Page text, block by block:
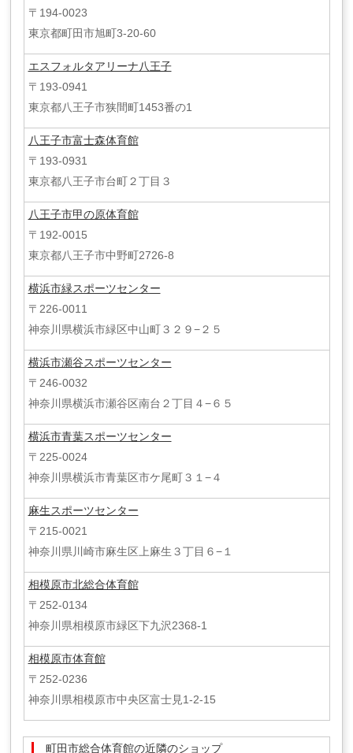
〒194-0023
東京都町田市旭町3-20-60
エスフォルタアリーナ八王子
〒193-0941
東京都八王子市狭間町1453番の1
八王子市富士森体育館
〒193-0931
東京都八王子市台町２丁目３
八王子市甲の原体育館
〒192-0015
東京都八王子市中野町2726-8
横浜市緑スポーツセンター
〒226-0011
神奈川県横浜市緑区中山町３２９−２５
横浜市瀬谷スポーツセンター
〒246-0032
神奈川県横浜市瀬谷区南台２丁目４−６５
横浜市青葉スポーツセンター
〒225-0024
神奈川県横浜市青葉区市ケ尾町３１−４
麻生スポーツセンター
〒215-0021
神奈川県川崎市麻生区上麻生３丁目６−１
相模原市北総合体育館
〒252-0134
神奈川県相模原市緑区下九沢2368-1
相模原市体育館
〒252-0236
神奈川県相模原市中央区富士見1-2-15
町田市総合体育館の近隣のショップ